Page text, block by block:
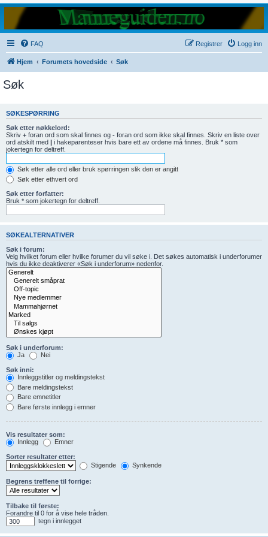
FAQ Logg inn
Registrer
Hjem Forumets hovedside Søk
Søk
SØKESPØRRING
Søk etter nøkkelord:
Skriv + foran ord som skal finnes og - foran ord som ikke skal finnes. Skriv en liste over
ord atskilt med | i hakeparenteser hvis bare ett av ordene må finnes. Bruk * som
jokertegn for deltreff.
Søk etter alle ord eller bruk spørringen slik den er angitt
Søk etter ethvert ord
Søk etter forfatter:
Bruk * som jokertegn for deltreff.
SØKEALTERNATIVER
Søk i forum:
Velg hvilket forum eller hvilke forumer du vil søke i. Det søkes automatisk i underforumer
hvis du ikke deaktiverer «Søk i underforum» nedenfor.
Søk i underforum:
Ja
Nei
Søk inni:
Innleggstitler og meldingstekst
Bare meldingstekst
Bare emnetitler
Bare første innlegg i emner
Vis resultater som:
Innlegg
Emner
Sorter resultater etter:
Stigende
Synkende
Begrens treffene til forrige:
Tilbake til første:
Forandre til 0 for å vise hele tråden.
tegn i innlegget